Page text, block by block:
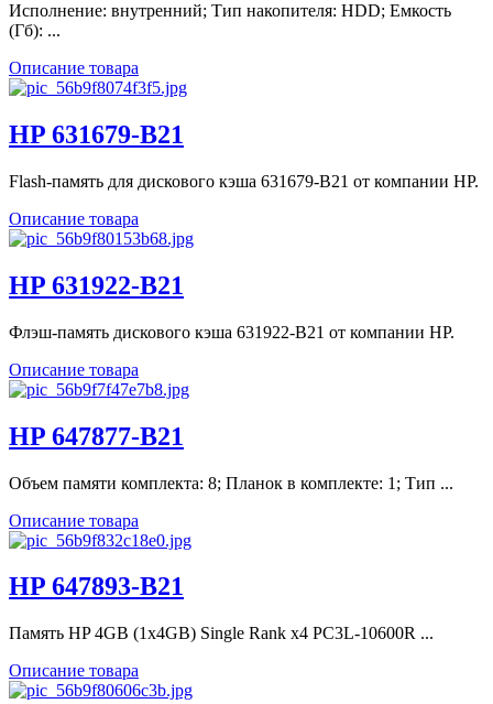
Исполнение: внутренний; Тип накопителя: HDD; Емкость
(Гб): ...
Описание товара
HP 631679-B21
Flash-память для дискового кэша 631679-B21 от компании HP.
Описание товара
HP 631922-B21
Флэш-память дискового кэша 631922-B21 от компании HP.
Описание товара
HP 647877-B21
Объем памяти комплекта: 8; Планок в комплекте: 1; Тип ...
Описание товара
HP 647893-B21
Память HP 4GB (1x4GB) Single Rank x4 PC3L-10600R ...
Описание товара